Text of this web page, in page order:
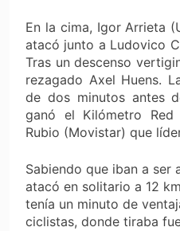
En la cima, Igor Arrieta
atacó junto a Ludovico
Tras un descenso
rezagado Axel Huens.
de dos minutos antes
ganó el Kilómetro
Rubio (Movistar) que
Sabiendo que iban a ser
atacó en solitario a 12
tenía un minuto de
ciclistas, donde tiraba